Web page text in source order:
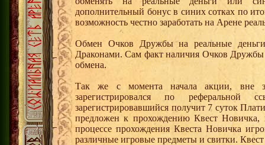
дополнительный бонус в синих сотках по
возможность честно заработать на Арене
Обмен Очков Дружбы на реальные деньги
Драконами. Сам факт наличия Очков Дружбы
обмена.
Так же с момента начала акции, вне
зарегистрировался по
зарегистрировавшийся получит 7 суток
предложен к прохождению Квест
процессе прохождения Квеста Новичка
различные игровые предметы и свитки.